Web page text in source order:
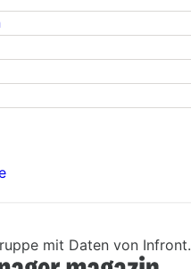
mit Daten von Infront.